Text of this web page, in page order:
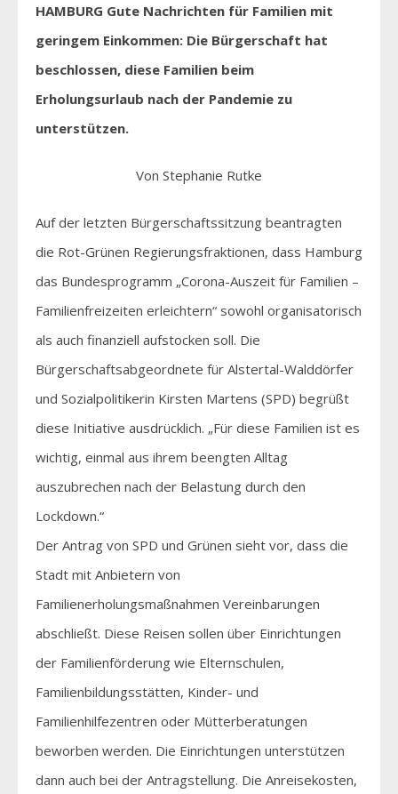
HAMBURG Gute Nachrichten für Familien mit
geringem Einkommen: Die Bürgerschaft hat
beschlossen, diese Familien beim
Erholungsurlaub nach der Pandemie zu
unterstützen.
Von Stephanie Rutke
Auf der letzten Bürgerschaftssitzung beantragten
die Rot-Grünen Regierungsfraktionen, dass Hamburg
das Bundesprogramm „Corona-Auszeit für Familien –
Familienfreizeiten erleichtern“ sowohl organisatorisch
als auch finanziell aufstocken soll. Die
Bürgerschaftsabgeordnete für Alstertal-Walddörfer
und Sozialpolitikerin Kirsten Martens (SPD) begrüßt
diese Initiative ausdrücklich. „Für diese Familien ist es
wichtig, einmal aus ihrem beengten Alltag
auszubrechen nach der Belastung durch den
Lockdown.“
Der Antrag von SPD und Grünen sieht vor, dass die
Stadt mit Anbietern von
Familienerholungsmaßnahmen Vereinbarungen
abschließt. Diese Reisen sollen über Einrichtungen
der Familienförderung wie Elternschulen,
Familienbildungsstätten, Kinder- und
Familienhilfezentren oder Mütterberatungen
beworben werden. Die Einrichtungen unterstützen
dann auch bei der Antragstellung. Die Anreisekosten,